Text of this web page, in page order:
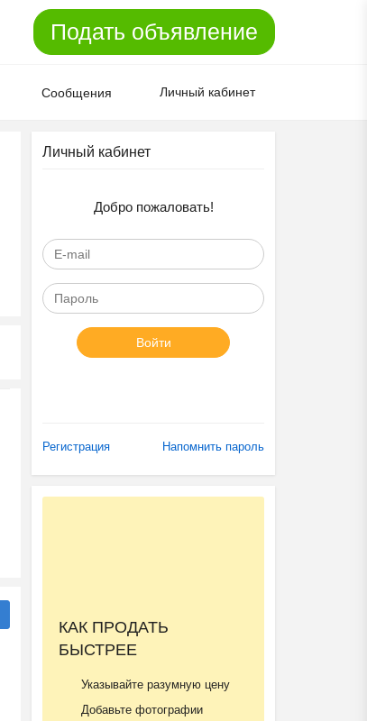
Подать объявление
Сообщения Личный кабинет
Личный кабинет
Добро пожаловать!
Войти
Регистрация Напомнить пароль
КАК ПРОДАТЬ
БЫСТРЕЕ
Указывайте разумную цену
Добавьте фотографии